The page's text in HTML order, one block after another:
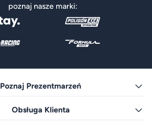
poznaj nasze marki:
Poznaj Prezentmarzeń
Obsługa Klienta